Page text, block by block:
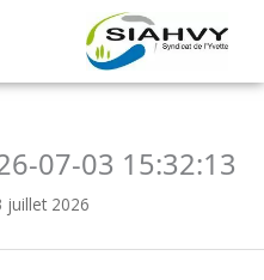
07-03 15:32:13
juillet 2026